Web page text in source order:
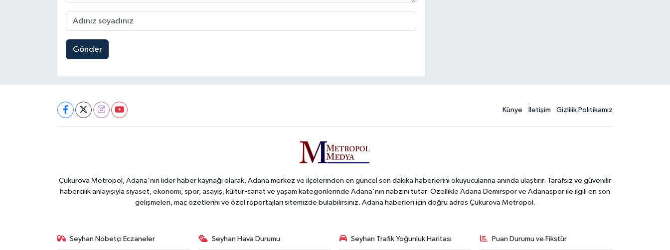
Gönder
Künye İletişim Gizlilik Politikamız
Çukurova Metropol, Adana'nın lider haber kaynağı olarak, Adana merkez ve ilçelerinden en güncel son dakika haberlerini okuyucularına anında ulaştırır. Tarafsız ve güvenilir
habercilik anlayışıyla siyaset, ekonomi, spor, asayiş, kültür-sanat ve yaşam kategorilerinde Adana'nın nabzını tutar. Özellikle Adana Demirspor ve Adanaspor ile ilgili en son
gelişmeleri, maç özetlerini ve özel röportajları sitemizde bulabilirsiniz. Adana haberleri için doğru adres Çukurova Metropol.
Seyhan Nöbetçi Eczaneler Seyhan Hava Durumu Seyhan Trafik Yoğunluk Haritası Puan Durumu ve Fikstür